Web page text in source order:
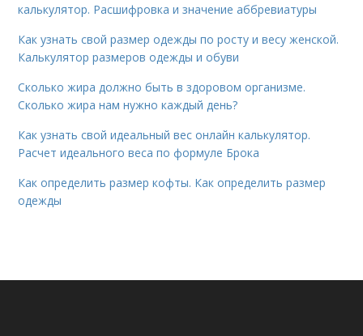
калькулятор. Расшифровка и значение аббревиатуры
Как узнать свой размер одежды по росту и весу женской.
Калькулятор размеров одежды и обуви
Сколько жира должно быть в здоровом организме.
Сколько жира нам нужно каждый день?
Как узнать свой идеальный вес онлайн калькулятор.
Расчет идеального веса по формуле Брока
Как определить размер кофты. Как определить размер
одежды